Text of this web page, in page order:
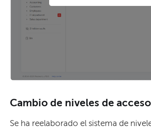
Cambio de niveles de acceso
Se ha reelaborado el sistema de